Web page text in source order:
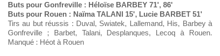
Buts pour Gonfreville : Héloïse BARBEY 71', 86'
Buts pour Rouen : Naïma TALANI 15', Lucie BARBET 51'
Tirs au but réussis : Duval, Swiatek, Lallemand, His, Barbey à
Gonfreville ; Barbet, Talani, Desplanques, Lecoq à Rouen.
Manqué : Héot à Rouen